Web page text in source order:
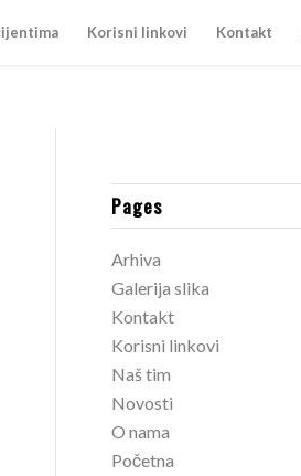
Korisni linkovi Kontakt
Pages
Arhiva
Galerija slika
Kontakt
Korisni linkovi
Naš tim
Novosti
O nama
Početna